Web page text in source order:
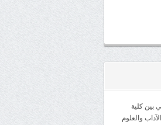
بين كلية
والعلوم